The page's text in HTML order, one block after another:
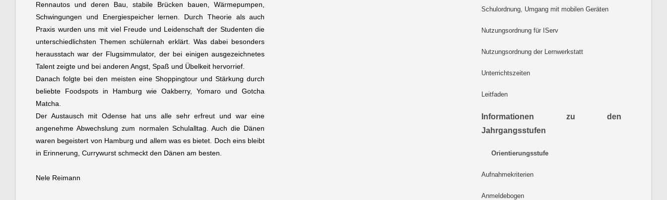
Rennautos und deren Bau, stabile Brücken bauen, Wärmepumpen,
Schwingungen und Energiespeicher lernen. Durch Theorie als auch
Praxis wurden uns mit viel Freude und Leidenschaft der Studenten die
unterschiedlichsten Themen schülernah erklärt. Was dabei besonders
herausstach war der Flugsimmulator, der bei einigen ausgezeichnetes
Talent zeigte und bei anderen Angst, Spaß und Übelkeit hervorrief.
Danach folgte bei den meisten eine Shoppingtour und Stärkung durch
beliebte Foodspots in Hamburg wie Oakberry, Yomaro und Gotcha
Matcha.
Der Austausch mit Odense hat uns alle sehr erfreut und war eine
angenehme Abwechslung zum normalen Schulalltag. Auch die Dänen
waren begeistert von Hamburg und allem was es bietet. Doch eins bleibt
in Erinnerung, Currywurst schmeckt den Dänen am besten.
Nele Reimann
Schulordnung, Umgang mit mobilen Geräten
Nutzungsordnung für IServ
Nutzungsordnung der Lernwerkstatt
Unterrichtszeiten
Leitfaden
Informationen zu den
Jahrgangsstufen
Orientierungsstufe
Aufnahmekriterien
Anmeldebogen